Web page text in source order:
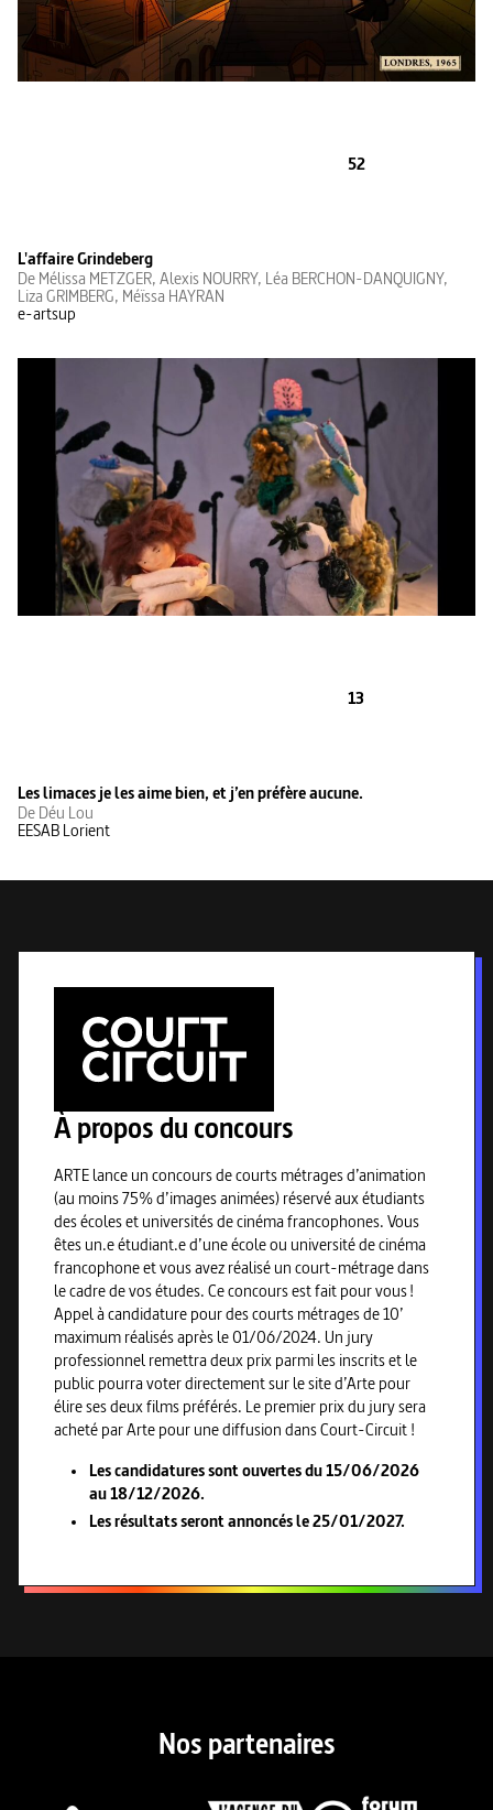
52
L'affaire Grindeberg
De Mélissa METZGER, Alexis NOURRY, Léa BERCHON-DANQUIGNY,
Liza GRIMBERG, Méïssa HAYRAN
e-artsup
13
Les limaces je les aime bien, et j’en préfère aucune.
De Déu Lou
EESAB Lorient
À propos du concours
ARTE lance un concours de courts métrages d’animation
(au moins 75% d’images animées) réservé aux étudiants
des écoles et universités de cinéma francophones. Vous
êtes un.e étudiant.e d’une école ou université de cinéma
francophone et vous avez réalisé un court-métrage dans
le cadre de vos études. Ce concours est fait pour vous !
Appel à candidature pour des courts métrages de 10’
maximum réalisés après le 01/06/2024. Un jury
professionnel remettra deux prix parmi les inscrits et le
public pourra voter directement sur le site d’Arte pour
élire ses deux films préférés. Le premier prix du jury sera
acheté par Arte pour une diffusion dans Court-Circuit !
Les candidatures sont ouvertes du 15/06/2026
au 18/12/2026.
Les résultats seront annoncés le 25/01/2027.
Nos partenaires